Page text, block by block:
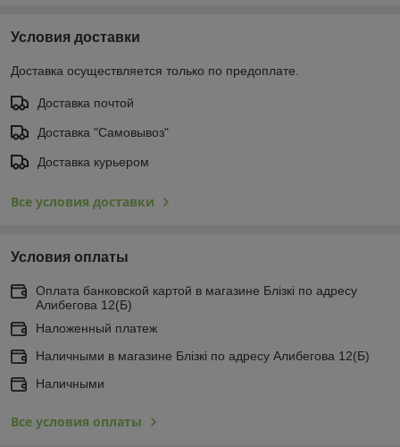
Условия доставки
Доставка осуществляется только по предоплате.
Доставка почтой
Доставка "Самовывоз"
Доставка курьером
Все условия доставки
Условия оплаты
Оплата банковской картой в магазине Блiзкi по адресу
Алибегова 12(Б)
Наложенный платеж
Наличными в магазине Блiзкi по адресу Алибегова 12(Б)
Наличными
Все условия оплаты